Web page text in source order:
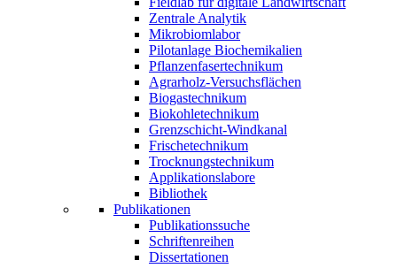
Zentrale Analytik
Mikrobiomlabor
Pilotanlage Biochemikalien
Pflanzenfasertechnikum
Agrarholz-Versuchsflächen
Biogastechnikum
Biokohletechnikum
Grenzschicht-Windkanal
Frischetechnikum
Trocknungstechnikum
Applikationslabore
Bibliothek
Publikationen
Publikationssuche
Schriftenreihen
Dissertationen